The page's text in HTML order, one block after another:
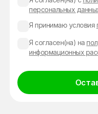
персональных
Я принимаю условия
Я согласен(на) на
информационных